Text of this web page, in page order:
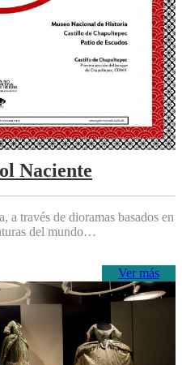
Naciente
a través de dioramas basados en
del mundo…
Ver más